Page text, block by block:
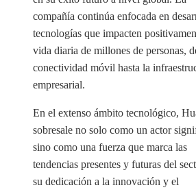
compañía continúa enfocada en
tecnologías que impacten
vida diaria de millones de personas,
conectividad móvil hasta la
empresarial.
En el extenso ámbito tecnológico,
sobresale no solo como un actor
sino como una fuerza que marca las
tendencias presentes y futuras del
su dedicación a la innovación y el